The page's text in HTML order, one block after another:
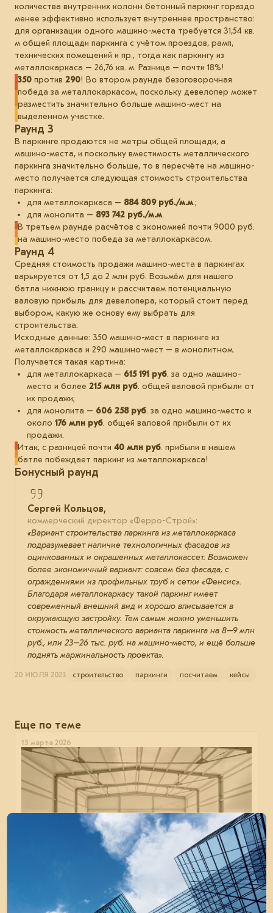
количества внутренних колонн бетонный паркинг гораздо
менее эффективно использует внутреннее пространство:
для организации одного машино-места требуется 31,54 кв.
м общей площади паркинга с учётом проездов, рамп,
технических помещений и пр., тогда как паркингу из
металлокаркаса – 26,76 кв. м. Разница – почти 18%!
350 против 290! Во втором раунде безоговорочная
победа за металлокаркасом, поскольку девелопер может
разместить значительно больше машино-мест на
выделенном участке.
Раунд 3
В паркинге продаются не метры общей площади, а
машино-места, и поскольку вместимость металлического
паркинга значительно больше, то в пересчёте на машино-
место получается следующая стоимость строительства
паркинга:
для металлокаркаса – 884 809 руб./м.м.;
для монолита – 893 742 руб./м.м.
В третьем раунде расчётов с экономией почти 9000 руб.
на машино-место победа за металлокаркасом.
Раунд 4
Средняя стоимость продажи машино-места в паркингах
варьируется от 1,5 до 2 млн руб. Возьмём для нашего
батла нижнюю границу и рассчитаем потенциальную
валовую прибыль для девелопера, который стоит перед
выбором, какую же основу ему выбрать для
строительства.
Исходные данные: 350 машино-мест в паркинге из
металлокаркаса и 290 машино-мест – в монолитном.
Получается такая картина:
для металлокаркаса – 615 191 руб. за одно машино-
место и более 215 млн руб. общей валовой прибыли от
их продажи;
для монолита – 606 258 руб. за одно машино-место и
около 176 млн руб. общей валовой прибыли от их
продажи.
Итак, с разницей почти 40 млн руб. прибыли в нашем
батле побеждает паркинг из металлокаркаса!
Бонусный раунд
Сергей Кольцов,
коммерческий директор «Ферро-Строй»:
«Вариант строительства паркинга из металлокаркаса
подразумевает наличие технологичных фасадов из
оцинкованных и окрашенных металлокассет. Возможен
более экономичный вариант: совсем без фасада, с
ограждениями из профильных труб и сетки «Фенсис».
Благодаря металлокаркасу такой паркинг имеет
современный внешний вид и хорошо вписывается в
окружающую застройку. Тем самым можно уменьшить
стоимость металлического варианта паркинга на 8–9 млн
руб., или 23–26 тыс. руб. на машино-место, и ещё больше
поднять маржинальность проекта».
20 ИЮЛЯ 2023 строительство паркинги посчитаем кейсы
Еще по теме
13 марта 2026
Универсальное здание EVRAZ STEEL BOX
Сколько стоит производственный цех для малого